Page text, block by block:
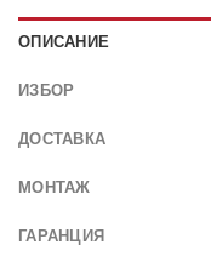
ОПИСАНИЕ
ИЗБОР
ДОСТАВКА
МОНТАЖ
ГАРАНЦИЯ